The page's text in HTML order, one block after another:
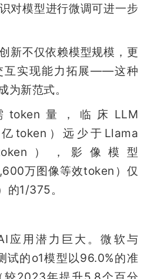
对模型进行微调可进一步
新不仅依赖模型规模，更
互实现能力拓展——这种
为新范式。
量，临床LLM
token）远少于Llama
），影像模型
万图像等效token）仅
的1/375。
应用潜力巨大。微软与
试的o1模型以96.0%的准